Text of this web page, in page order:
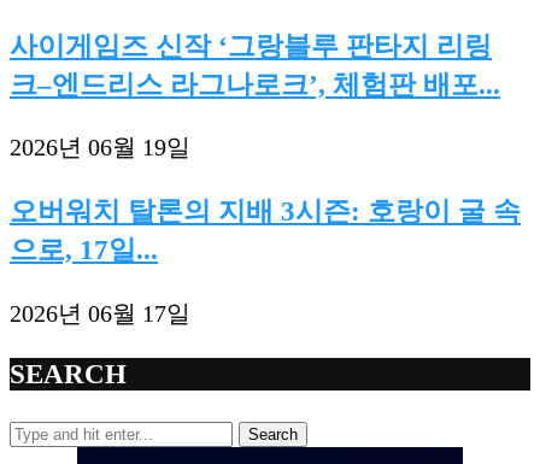
사이게임즈 신작 ‘그랑블루 판타지 리링
크–엔드리스 라그나로크’, 체험판 배포...
2026년 06월 19일
오버워치 탈론의 지배 3시즌: 호랑이 굴 속
으로, 17일...
2026년 06월 17일
SEARCH
Search